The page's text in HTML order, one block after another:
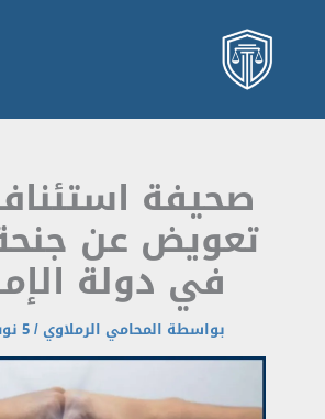
صحيفة استئناف
عن جنحة
في دولة الإمارات
المحامي الرملاوي/ 5 نوفمبر، 2024